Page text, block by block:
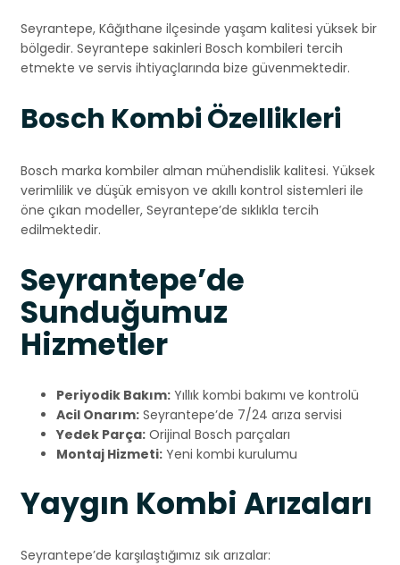
Seyrantepe, Kâğıthane ilçesinde yaşam kalitesi yüksek bir
bölgedir. Seyrantepe sakinleri Bosch kombileri tercih
etmekte ve servis ihtiyaçlarında bize güvenmektedir.
Bosch Kombi Özellikleri
Bosch marka kombiler alman mühendislik kalitesi. Yüksek
verimlilik ve düşük emisyon ve akıllı kontrol sistemleri ile
öne çıkan modeller, Seyrantepe’de sıklıkla tercih
edilmektedir.
Seyrantepe’de
Sunduğumuz
Hizmetler
Periyodik Bakım: Yıllık kombi bakımı ve kontrolü
Acil Onarım: Seyrantepe’de 7/24 arıza servisi
Yedek Parça: Orijinal Bosch parçaları
Montaj Hizmeti: Yeni kombi kurulumu
Yaygın Kombi Arızaları
Seyrantepe’de karşılaştığımız sık arızalar: